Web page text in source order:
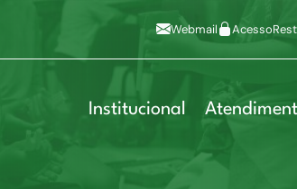
Diminuir fonte
Webmail Acesso
Institucional